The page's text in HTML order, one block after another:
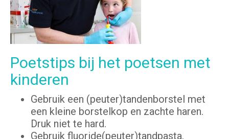
Poetstips bij het poetsen met
kinderen
Gebruik een (peuter)tandenborstel met
een kleine borstelkop en zachte haren.
Druk niet te hard.
Gebruik fluoride(peuter)tandpasta.